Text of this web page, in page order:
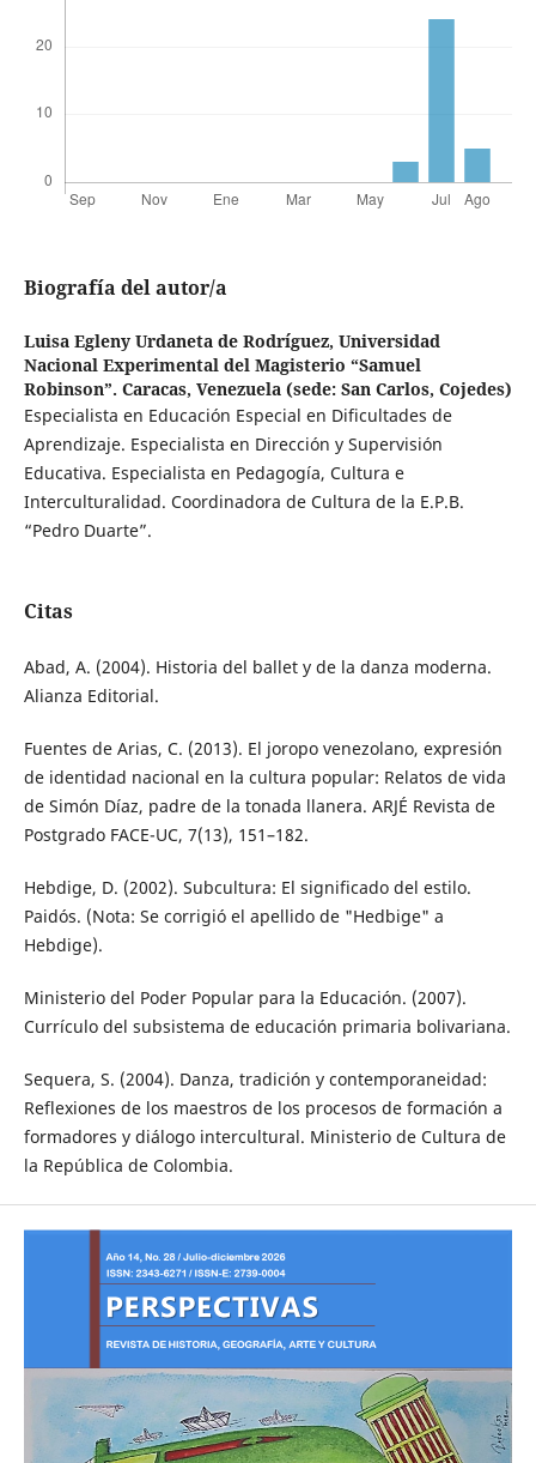
Biografía del autor/a
Luisa Egleny Urdaneta de Rodríguez, Universidad
Nacional Experimental del Magisterio “Samuel
Robinson”. Caracas, Venezuela (sede: San Carlos, Cojedes)
Especialista en Educación Especial en Dificultades de
Aprendizaje. Especialista en Dirección y Supervisión
Educativa. Especialista en Pedagogía, Cultura e
Interculturalidad. Coordinadora de Cultura de la E.P.B.
“Pedro Duarte”.
Citas
Abad, A. (2004). Historia del ballet y de la danza moderna.
Alianza Editorial.
Fuentes de Arias, C. (2013). El joropo venezolano, expresión
de identidad nacional en la cultura popular: Relatos de vida
de Simón Díaz, padre de la tonada llanera. ARJÉ Revista de
Postgrado FACE-UC, 7(13), 151–182.
Hebdige, D. (2002). Subcultura: El significado del estilo.
Paidós. (Nota: Se corrigió el apellido de "Hedbige" a
Hebdige).
Ministerio del Poder Popular para la Educación. (2007).
Currículo del subsistema de educación primaria bolivariana.
Sequera, S. (2004). Danza, tradición y contemporaneidad:
Reflexiones de los maestros de los procesos de formación a
formadores y diálogo intercultural. Ministerio de Cultura de
la República de Colombia.